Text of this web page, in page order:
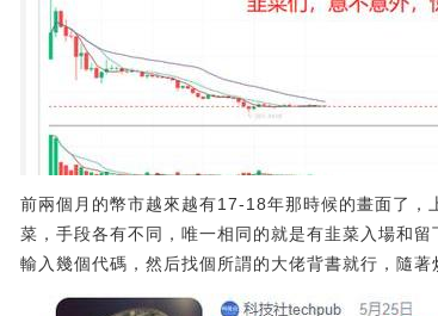
前兩個月的幣市越來越有17-18年那時候的畫面了，
菜，手段各有不同，唯一相同的就是有韭菜入場和
輸入幾個代碼，然后找個所謂的大佬背書就行，隨